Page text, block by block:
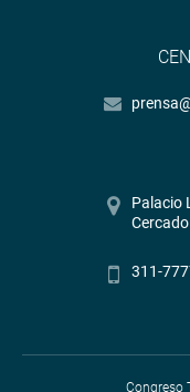
Palacio
311-
Congreso